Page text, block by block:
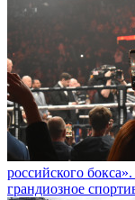
российского
грандиозное